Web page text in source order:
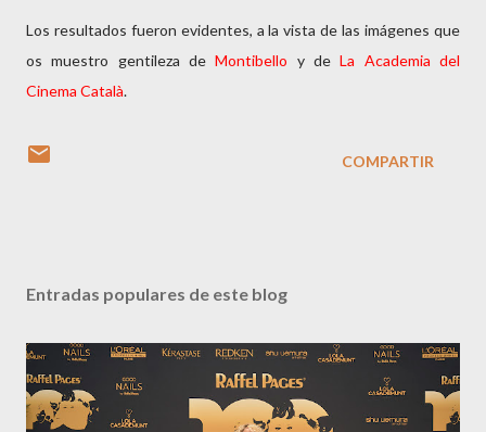
Los resultados fueron evidentes, a la vista de las imágenes que
os muestro gentileza deMontibello y deLa Academia del
Cinema Català.
COMPARTIR
Entradas populares de este blog